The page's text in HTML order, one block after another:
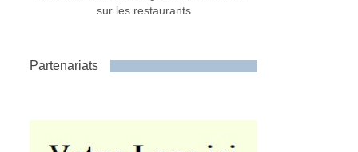
sur les restaurants
Partenariats